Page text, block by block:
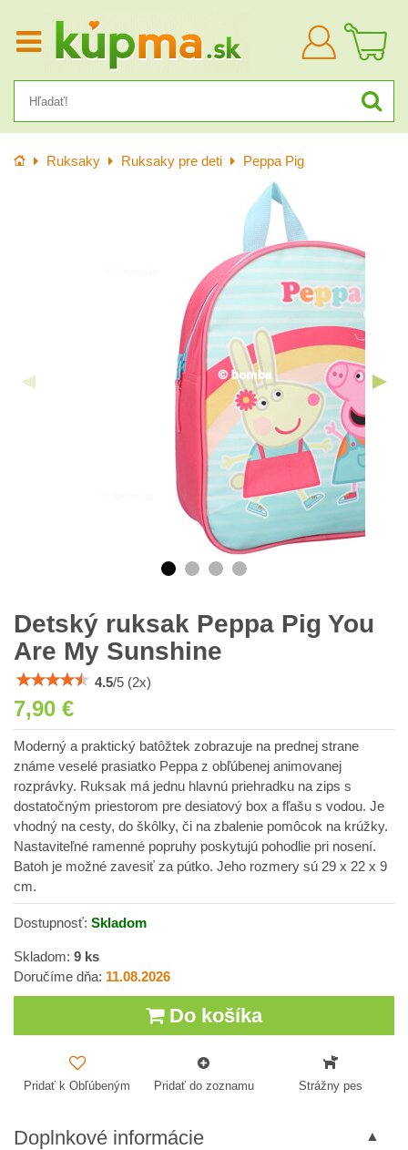
Prihlásiť
sa
Úvod Ruksaky Ruksaky pre deti Peppa Pig
Detský ruksak Peppa Pig You
Are My Sunshine
4.5/5 (2x)
7,90 €
Moderný a praktický batôžtek zobrazuje na prednej strane
známe veselé prasiatko Peppa z obľúbenej animovanej
rozprávky. Ruksak má jednu hlavnú priehradku na zips s
dostatočným priestorom pre desiatový box a fľašu s vodou. Je
vhodný na cesty, do škôlky, či na zbalenie pomôcok na krúžky.
Nastaviteľné ramenné popruhy poskytujú pohodlie pri nosení.
Batoh je možné zavesiť za pútko. Jeho rozmery sú 29 x 22 x 9
cm.
Dostupnosť: Skladom
Skladom: 9 ks
Doručíme dňa: 11.08.2026
Do košíka
Pridať k Obľúbeným Pridať do zoznamu Strážny pes
Doplnkové informácie